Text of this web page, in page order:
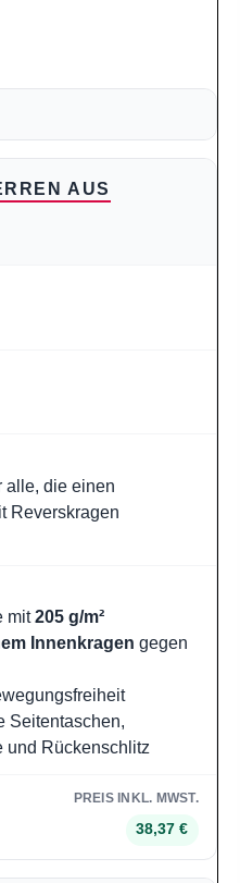
AUS
alle, die einen
Reverskragen
mit205 g/m²
Innenkragen gegen
Seitentaschen,
und Rückenschlitz
38,37 €